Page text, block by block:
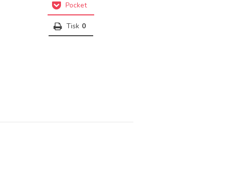
Pocket
Tisk 0